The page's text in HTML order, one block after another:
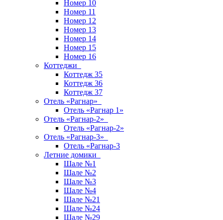
Номер 10
Номер 11
Номер 12
Номер 13
Номер 14
Номер 15
Номер 16
Коттеджи
Коттедж 35
Коттедж 36
Коттедж 37
Отель «Рагнар»
Отель «Рагнар 1»
Отель «Рагнар-2»
Отель «Рагнар-2»
Отель «Рагнар-3»
Отель «Рагнар-3
Летние домики
Шале №1
Шале №2
Шале №3
Шале №4
Шале №21
Шале №24
Шале №29